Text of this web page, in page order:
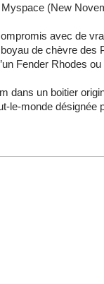
(New
avec de
de chèvre des
Fender Rhodes ou
dans un boitier
le-monde désignée